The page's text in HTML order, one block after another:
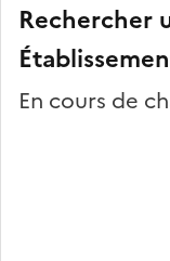
Rechercher
En cours de